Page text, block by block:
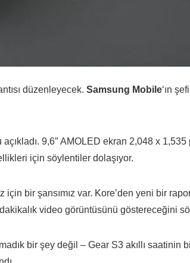
düzenleyecek. Samsung Mobile‘ın şefi
9,6″ AMOLED ekran 2,048 x 1,535
için söylentiler dolaşıyor.
bir şansımız var. Kore’den yeni bir
video görüntüsünü göstereceğini
bir şey değil – Gear S3 akıllı saatinin